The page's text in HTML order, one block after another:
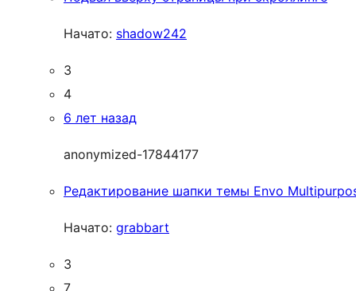
Начато: shadow242
3
4
6 лет назад
anonymized-17844177
Редактирование шапки темы Envo
Начато: grabbart
3
7